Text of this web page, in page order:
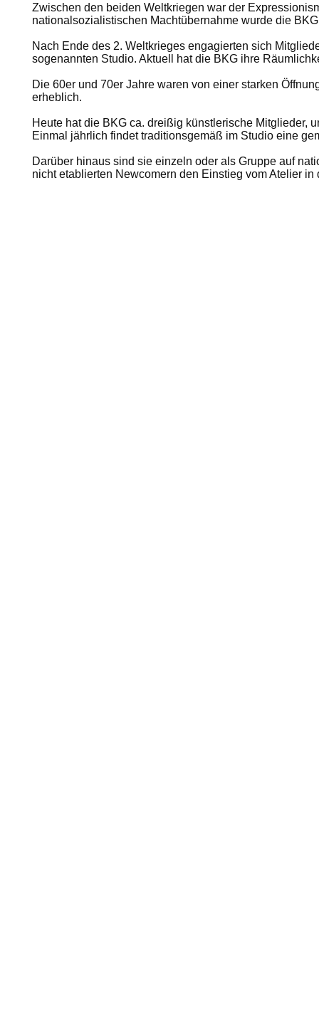
Zwischen den beiden Weltkriegen war der
nationalsozialistischen Machtübernahme wurde die
Nach Ende des 2. Weltkrieges engagierten sich
sogenannten Studio. Aktuell hat die BKG ihre
Die 60er und 70er Jahre waren von einer starken
erheblich.
Heute hat die BKG ca. dreißig künstlerische Mitglieder,
Einmal jährlich findet traditionsgemäß im Studio eine
Darüber hinaus sind sie einzeln oder als Gruppe auf
nicht etablierten Newcomern den Einstieg vom Atelier in